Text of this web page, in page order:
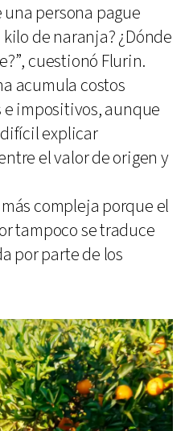
una persona pague
de naranja? ¿Dónde
cuestionó Flurin.
acumula costos
impositivos, aunque
explicar
el valor de origen y
compleja porque el
tampoco se traduce
por parte de los